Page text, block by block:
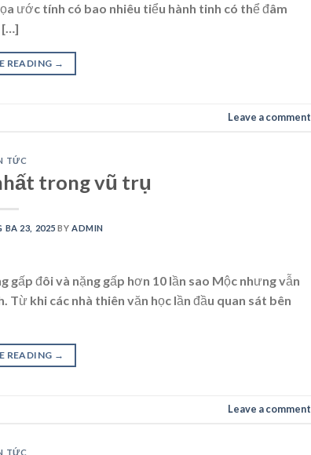
ước tính có bao nhiêu tiểu hành tinh có thể đâm
[…]
READING →
Leave a comment
TỨC
trong vũ trụ
BA 23, 2025 BYADMIN
gấp đôi và nặng gấp hơn 10 lần sao Mộc nhưng vẫn
khi các nhà thiên văn học lần đầu quan sát bên
READING →
Leave a comment
TỨC